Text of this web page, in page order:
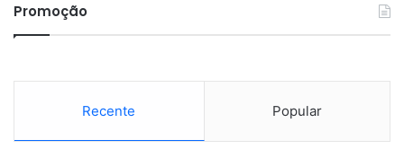
Promoção
Recente Popular